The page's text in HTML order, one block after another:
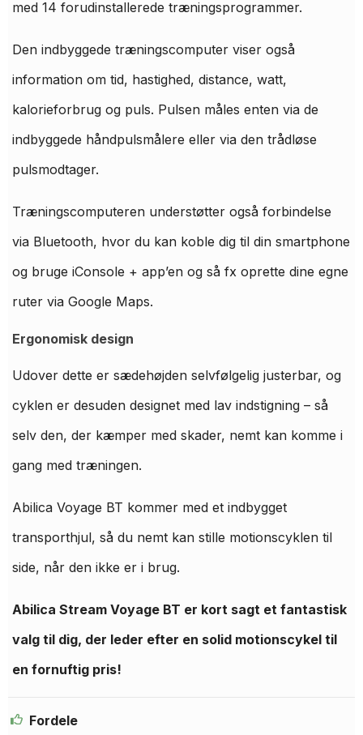
med 14 forudinstallerede træningsprogrammer.
Den indbyggede træningscomputer viser også
information om tid, hastighed, distance, watt,
kalorieforbrug og puls. Pulsen måles enten via de
indbyggede håndpulsmålere eller via den trådløse
pulsmodtager.
Træningscomputeren understøtter også forbindelse
via Bluetooth, hvor du kan koble dig til din smartphone
og bruge iConsole + app’en og så fx oprette dine egne
ruter via Google Maps.
Ergonomisk design
Udover dette er sædehøjden selvfølgelig justerbar, og
cyklen er desuden designet med lav indstigning – så
selv den, der kæmper med skader, nemt kan komme i
gang med træningen.
Abilica Voyage BT kommer med et indbygget
transporthjul, så du nemt kan stille motionscyklen til
side, når den ikke er i brug.
Abilica Stream Voyage BT er kort sagt et fantastisk
valg til dig, der leder efter en solid motionscykel til
en fornuftig pris!
Fordele